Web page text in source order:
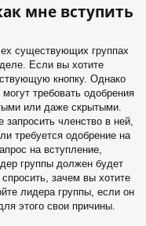
мне вступить
существующих группах
Если вы хотите
кнопку. Однако
требовать одобрения
или даже скрытыми.
членство в ней,
требуется одобрение на
на вступление,
группы должен будет
зачем вы хотите
лидера группы, если он
этого свои причины.